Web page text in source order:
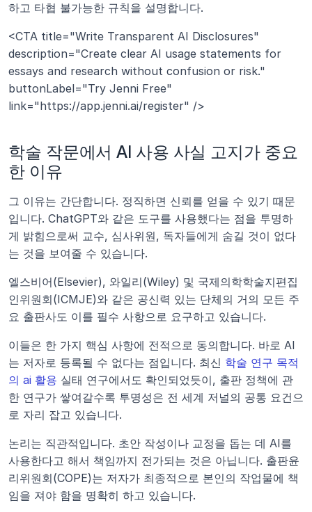
하고 타협 불가능한 규칙을 설명합니다.
<CTA title="Write Transparent AI Disclosures"
description="Create clear AI usage statements for
essays and research without confusion or risk."
buttonLabel="Try Jenni Free"
link="https://app.jenni.ai/register" />
학술 작문에서 AI 사용 사실 고지가 중요
한 이유
그 이유는 간단합니다. 정직하면 신뢰를 얻을 수 있기 때문
입니다. ChatGPT와 같은 도구를 사용했다는 점을 투명하
게 밝힘으로써 교수, 심사위원, 독자들에게 숨길 것이 없다
는 것을 보여줄 수 있습니다.
엘스비어(Elsevier), 와일리(Wiley) 및 국제의학학술지편집
인위원회(ICMJE)와 같은 공신력 있는 단체의 거의 모든 주
요 출판사도 이를 필수 사항으로 요구하고 있습니다.
이들은 한 가지 핵심 사항에 전적으로 동의합니다. 바로 AI
는 저자로 등록될 수 없다는 점입니다. 최신 학술 연구 목적
의 ai 활용 실태 연구에서도 확인되었듯이, 출판 정책에 관
한 연구가 쌓여갈수록 투명성은 전 세계 저널의 공통 요건으
로 자리 잡고 있습니다.
논리는 직관적입니다. 초안 작성이나 교정을 돕는 데 AI를
사용한다고 해서 책임까지 전가되는 것은 아닙니다. 출판윤
리위원회(COPE)는 저자가 최종적으로 본인의 작업물에 책
임을 져야 함을 명확히 하고 있습니다.